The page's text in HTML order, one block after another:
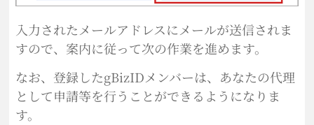
入力されたメールアドレスにメールが送信されま
すので、案内に従って次の作業を進めます。
なお、登録したgBizIDメンバーは、あなたの代理
として申請等を行うことができるようになりま
す。